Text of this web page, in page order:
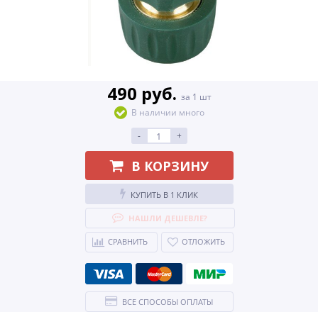
490 руб. за 1 шт
В наличии много
-
+
В КОРЗИНУ
КУПИТЬ В 1 КЛИК
НАШЛИ ДЕШЕВЛЕ?
СРАВНИТЬ ОТЛОЖИТЬ
ВСЕ СПОСОБЫ ОПЛАТЫ